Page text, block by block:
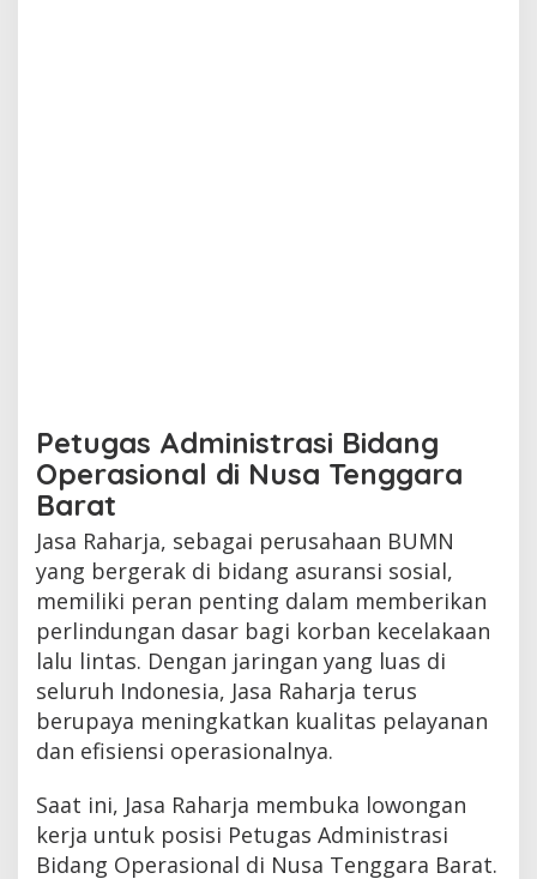
Petugas Administrasi Bidang
Operasional di Nusa Tenggara
Barat
Jasa Raharja, sebagai perusahaan BUMN
yang bergerak di bidang asuransi sosial,
memiliki peran penting dalam memberikan
perlindungan dasar bagi korban kecelakaan
lalu lintas. Dengan jaringan yang luas di
seluruh Indonesia, Jasa Raharja terus
berupaya meningkatkan kualitas pelayanan
dan efisiensi operasionalnya.
Saat ini, Jasa Raharja membuka lowongan
kerja untuk posisi Petugas Administrasi
Bidang Operasional di Nusa Tenggara Barat.